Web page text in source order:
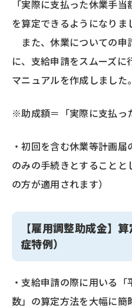
「実際に支払った休業手
を算定できるようになりま
また、休業についての申
に、支給申請をスムーズ
マニュアルを作成しました。
※助成額＝「実際に支払っ
・初回を含む休業等計画
のみの手続きとすることと
の方が適用されます）
【雇用調整助成金】
症特例）
・支給申請の際に用いる
数」の算定方法を大幅に簡